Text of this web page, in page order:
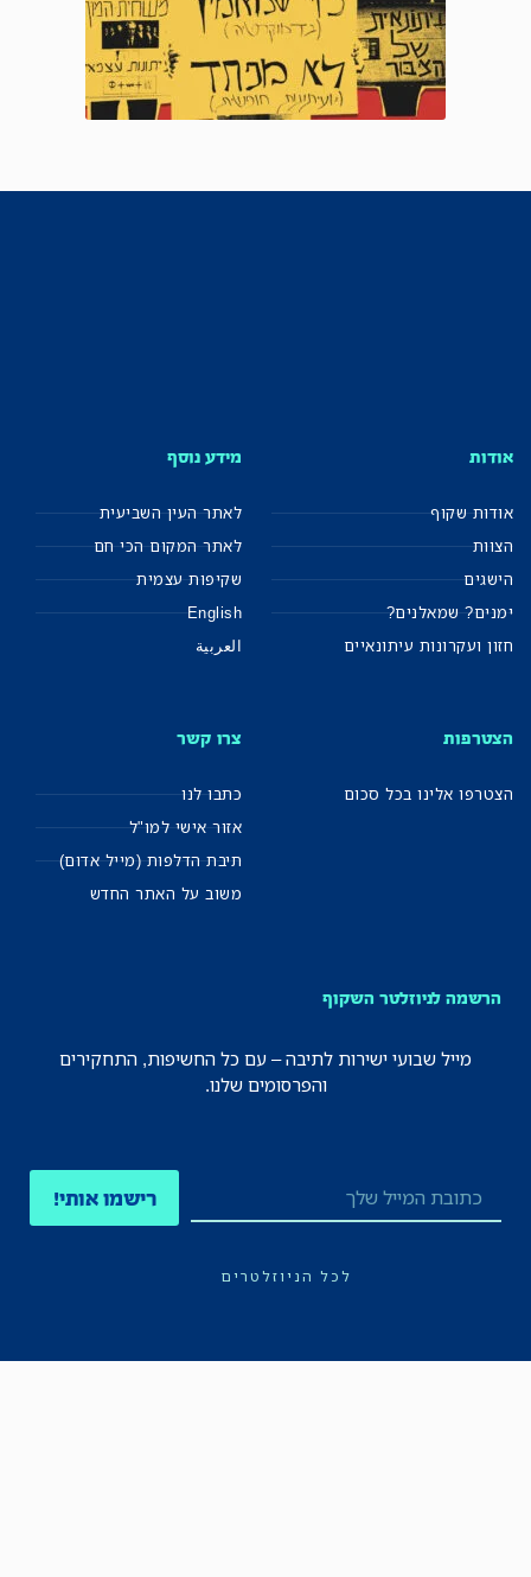
אודות
אודות שקוף
הצוות
הישגים
ימנים? שמאלנים?
חזון ועקרונות עיתונאיים
מידע נוסף
לאתר העין השביעית
לאתר המקום הכי חם
שקיפות עצמית
English
العربية
הצטרפות
הצטרפו אלינו בכל סכום
צרו קשר
כתבו לנו
אזור אישי למו"ל
תיבת הדלפות (מייל אדום)
משוב על האתר החדש
הרשמה לניוזלטר השקוף
מייל שבועי ישירות לתיבה – עם כל החשיפות, התחקירים
והפרסומים שלנו.
רישמו אותי!
לכל הניוזלטרים